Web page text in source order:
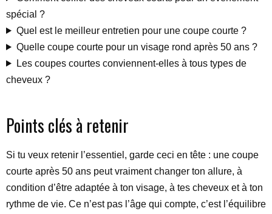
spécial ?
Quel est le meilleur entretien pour une coupe courte ?
Quelle coupe courte pour un visage rond après 50 ans ?
Les coupes courtes conviennent-elles à tous types de
cheveux ?
Points clés à retenir
Si tu veux retenir l’essentiel, garde ceci en tête : une coupe
courte après 50 ans peut vraiment changer ton allure, à
condition d’être adaptée à ton visage, à tes cheveux et à ton
rythme de vie. Ce n’est pas l’âge qui compte, c’est l’équilibre